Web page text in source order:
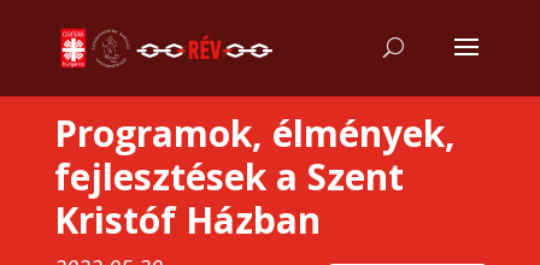
Programok, élmények,
fejlesztések a Szent
Kristóf Házban